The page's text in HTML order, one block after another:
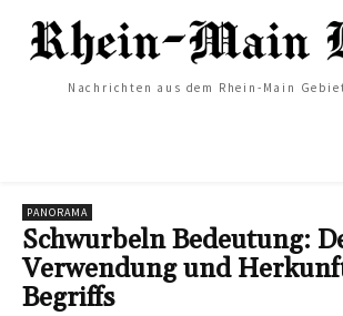
Nachrichten aus dem Rhein-Main
PANORAMA
Schwurbeln Bedeutung:
Verwendung und
Begriffs